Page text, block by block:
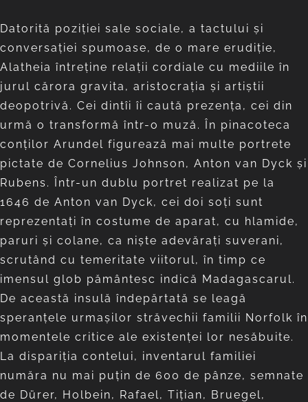
Datorită poziției sale sociale, a tactului și
conversației spumoase, de o mare erudiție,
Alatheia întreține relații cordiale cu mediile în
jurul cărora gravita, aristocrația și artiștii
deopotrivă. Cei dintîi îi caută prezența, cei din
urmă o transformă într-o muză. În pinacoteca
conților Arundel figurează mai multe portrete
pictate de Cornelius Johnson, Anton van Dyck și
Rubens. Într-un dublu portret realizat pe la
1646 de Anton van Dyck, cei doi soți sunt
reprezentați în costume de aparat, cu hlamide,
paruri și colane, ca niște adevărați suverani,
scrutând cu temeritate viitorul, în timp ce
imensul glob pământesc indică Madagascarul.
De această insulă îndepărtată se leagă
speranţele urmaşilor străvechii familii Norfolk în
momentele critice ale existenţei lor nesăbuite.
La dispariţia contelui, inventarul familiei
număra nu mai puţin de 600 de pânze, semnate
de Dürer, Holbein, Rafael, Tiţian, Bruegel,